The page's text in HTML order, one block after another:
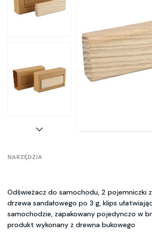
NARZĘDZIA
Odświeżacz do samochodu, 2 pojemniczki
drzewa sandałowego po 3 g, klips
samochodzie, zapakowany pojedynczo w
produkt wykonany z drewna bukowego